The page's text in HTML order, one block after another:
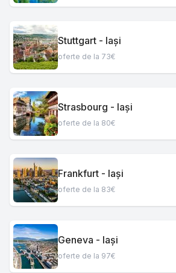
Stuttgart - Iași
oferte de la 73€
Strasbourg - Iași
oferte de la 80€
Frankfurt - Iași
oferte de la 83€
Geneva - Iași
oferte de la 97€